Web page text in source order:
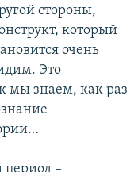
стороны,
который
очень
Это
мы знаем, как раз